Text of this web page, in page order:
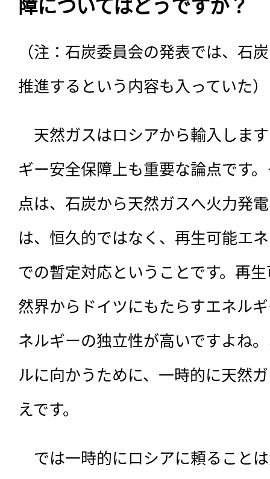
（注：石炭委員会の発表では、石
推進するという内容も入っていた）
天然ガスはロシアから輸入しま
ギー安全保障上も重要な論点です
点は、石炭から天然ガスへ火力発
は、恒久的ではなく、再生可能エ
での暫定対応ということです。再
然界からドイツにもたらすエネル
ネルギーの独立性が高いですよね
ルに向かうために、一時的に天然
えです。
では一時的にロシアに頼ること